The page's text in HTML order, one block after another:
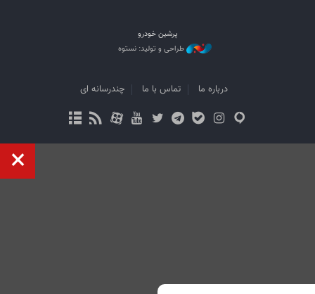
پرشین خودرو
طراحی و تولید: نستوه
درباره ما تماس با ما چندرسانه ای